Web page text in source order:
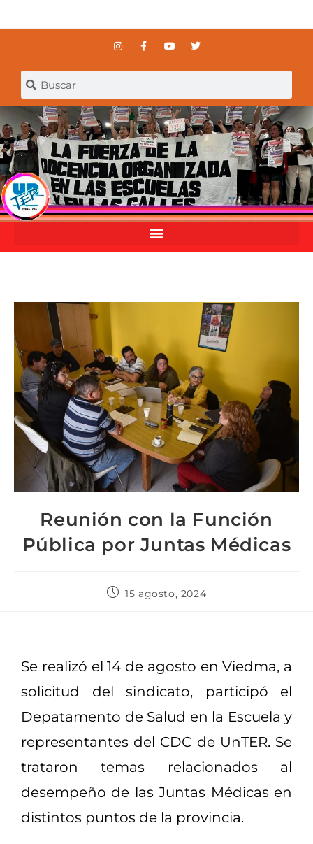
Reunión con la Función
Pública por Juntas Médicas
15 agosto, 2024
Se realizó el 14 de agosto en Viedma, a
solicitud del sindicato, participó el
Depatamento de Salud en la Escuela y
representantes del CDC de UnTER. Se
trataron temas relacionados al
desempeño de las Juntas Médicas en
distintos puntos de la provincia.